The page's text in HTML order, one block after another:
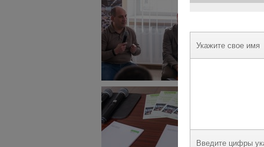
Укажите свое имя
Введите цифры